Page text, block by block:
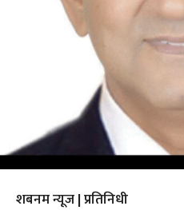
शबनम न्यूज | प्रतिनिधी